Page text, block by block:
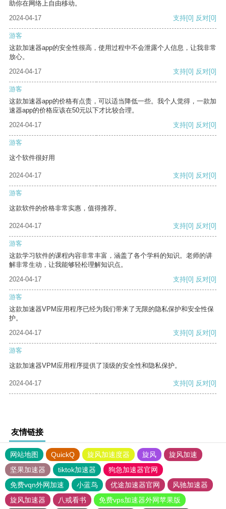
助你在网络上自由移动。
2024-04-17
支持[0] 反对[0]
游客
这款加速器app的安全性很高，使用过程中不会泄露个人信息，让我非常
放心。
2024-04-17
支持[0] 反对[0]
游客
这款加速器app的价格有点贵，可以适当降低一些。我个人觉得，一款加
速器app的价格应该在50元以下才比较合理。
2024-04-17
支持[0] 反对[0]
游客
这个软件很好用
2024-04-17 支持[0] 反对[0]
游客
这款软件的价格非常实惠，值得推荐。
2024-04-17 支持[0] 反对[0]
游客
这款学习软件的课程内容非常丰富，涵盖了各个学科的知识。老师的讲
解非常生动，让我能够轻松理解知识点。
2024-04-17
支持[0] 反对[0]
游客
这款加速器VPM应用程序已经为我们带来了无限的隐私保护和安全性保
护。
2024-04-17
支持[0] 反对[0]
游客
这款加速器VPM应用程序提供了顶级的安全性和隐私保护。
2024-04-17 支持[0] 反对[0]
友情链接
网站地图 QuickQ 旋风加速度器 旋风
旋风加速
坚果加速器
tiktok加速器
狗急加速器官网
免费vqn外网加速
小蓝鸟 优途加速器官网
风驰加速器
旋风加速器
八戒看书 免费vps加速器外网苹果版